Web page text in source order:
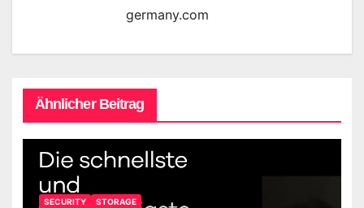
germany.com
Ähnlicher Beitrag
SECURITY STORAGE